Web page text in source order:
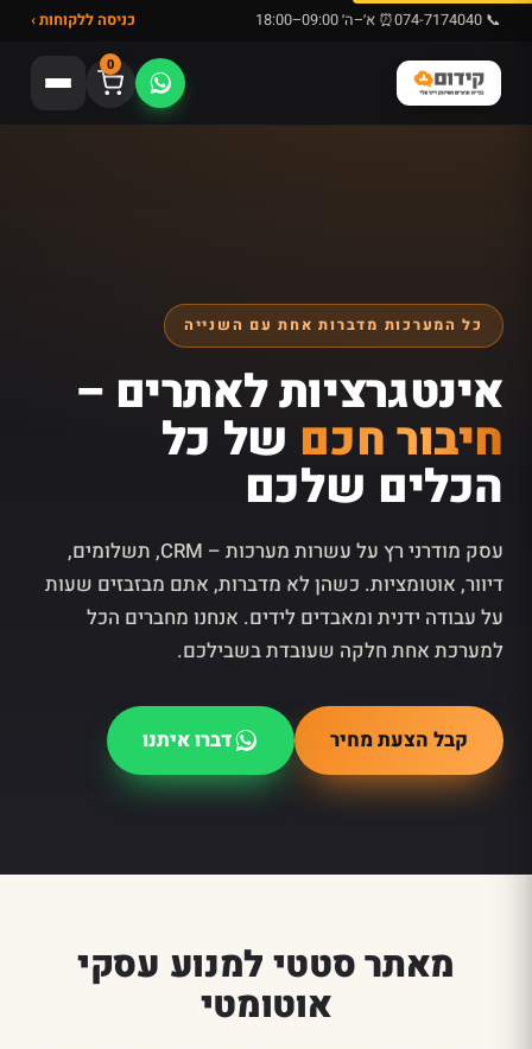
📞 074-7174040 ⏰ א׳–ה׳ 09:00–18:00 כניסה ללקוחות ›
0
כל המערכות מדברות אחת עם השנייה
אינטגרציות לאתרים –
חיבור חכם של כל
הכלים שלכם
עסק מודרני רץ על עשרות מערכות – CRM, תשלומים,
דיוור, אוטומציות. כשהן לא מדברות, אתם מבזבזים שעות
על עבודה ידנית ומאבדים לידים. אנחנו מחברים הכל
למערכת אחת חלקה שעובדת בשבילכם.
קבל הצעת מחיר דברו איתנו
מאתר סטטי למנוע עסקי
אוטומטי